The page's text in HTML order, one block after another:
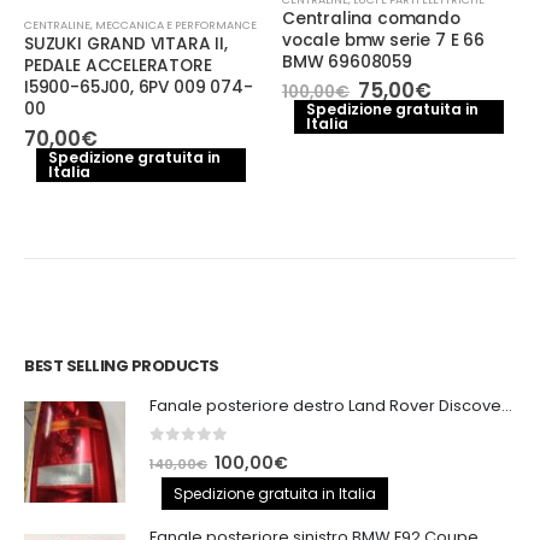
CENTRALINE, MECCANICA E PERFORMANCE
SUZUKI GRAND VITARA II,
PEDALE ACCELERATORE
I5900-65J00, 6PV 009 074-
00
70,00€
Spedizione gratuita in
Italia
Centralina comando
vocale bmw serie 7 E 66
BMW 69608059
100,00€ Il
prezzo
originale
75,00€Il
prezzo
attuale
Spedizione gratuita in
Italia
BEST SELLING PRODUCTS
Fanale posteriore destro Land Rover Discovery 3
out of 5
140,00€ Il
prezzo
originale
100,00€Il
prezzo
attuale
Spedizione gratuita in Italia